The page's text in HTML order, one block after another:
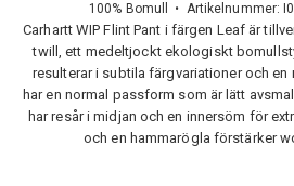
100% Bomull • Artikelnummer:
Carhartt WIP Flint Pant i färgen Leaf är
twill, ett medeltjockt ekologiskt
resulterar i subtila färgvariationer och en
har en normal passform som är lätt
har resår i midjan och en innersöm för
och en hammarögla förstärker